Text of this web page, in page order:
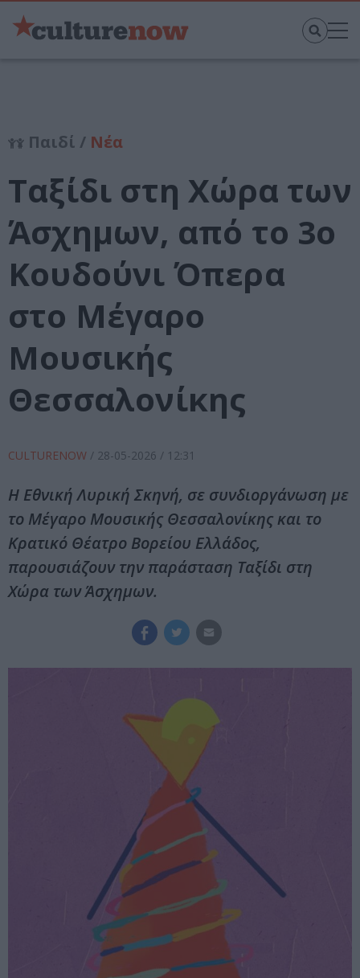
Παιδί / Νέα
Ταξίδι στη Χώρα των
Άσχημων, από το 3ο
Κουδούνι Όπερα
στο Μέγαρο
Μουσικής
Θεσσαλονίκης
CULTURENOW / 28-05-2026 / 12:31
Η Εθνική Λυρική Σκηνή, σε συνδιοργάνωση με
το Μέγαρο Μουσικής Θεσσαλονίκης και το
Κρατικό Θέατρο Βορείου Ελλάδος,
παρουσιάζουν την παράσταση Ταξίδι στη
Χώρα των Άσχημων.